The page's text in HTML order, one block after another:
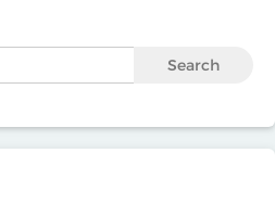
Search